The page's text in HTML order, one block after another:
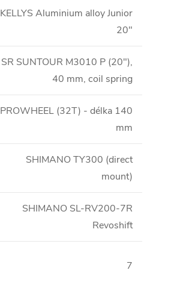
KELLYS Aluminium alloy Junior
20"
SR SUNTOUR M3010 P (20"),
40 mm, coil spring
PROWHEEL (32T) - délka 140
mm
SHIMANO TY300 (direct
mount)
SHIMANO SL-RV200-7R
Revoshift
7